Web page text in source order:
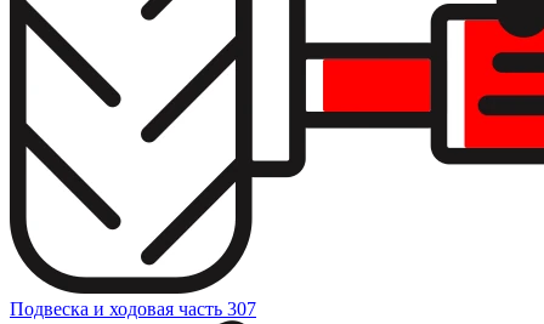
Подвеска и ходовая часть 307